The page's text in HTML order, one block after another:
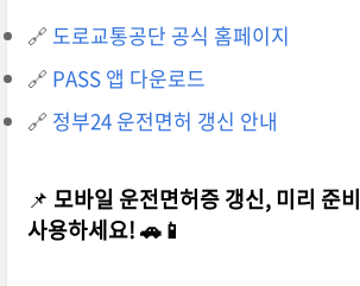
🔗 도로교통공단 공식 홈페이지
🔗 PASS 앱 다운로드
🔗 정부24 운전면허 갱신 안내
📌 모바일 운전면허증 갱신, 미리 준
사용하세요! 🚗📱